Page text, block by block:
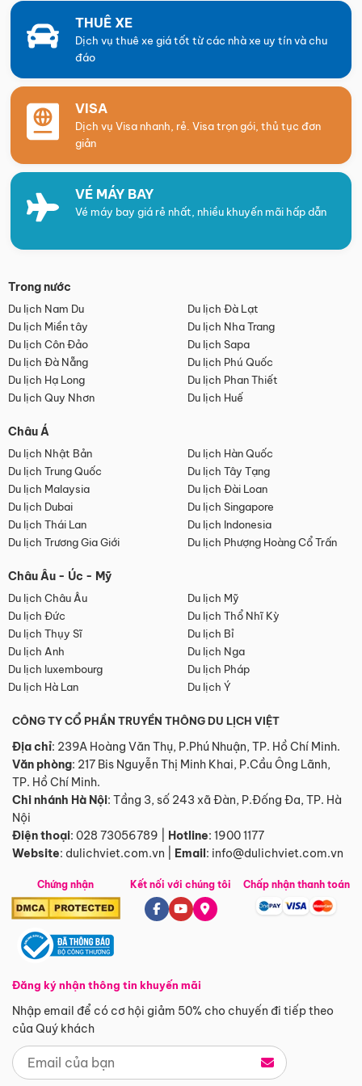
THUÊ XE
Dịch vụ thuê xe giá tốt từ các nhà xe uy tín và chu
đáo
VISA
Dịch vụ Visa nhanh, rẻ. Visa trọn gói, thủ tục đơn
giản
VÉ MÁY BAY
Vé máy bay giá rẻ nhất, nhiều khuyến mãi hấp dẫn
Trong nước
Du lịch Nam Du
Du lịch Đà Lạt
Du lịch Miền tây
Du lịch Nha Trang
Du lịch Côn Đảo
Du lịch Sapa
Du lịch Đà Nẵng
Du lịch Phú Quốc
Du lịch Hạ Long
Du lịch Phan Thiết
Du lịch Quy Nhơn
Du lịch Huế
Châu Á
Du lịch Nhật Bản
Du lịch Hàn Quốc
Du lịch Trung Quốc
Du lịch Tây Tạng
Du lịch Malaysia
Du lịch Đài Loan
Du lịch Dubai
Du lịch Singapore
Du lịch Thái Lan
Du lịch Indonesia
Du lịch Trương Gia Giới
Du lịch Phượng Hoàng Cổ Trấn
Châu Âu - Úc - Mỹ
Du lịch Châu Âu
Du lịch Mỹ
Du lịch Đức
Du lịch Thổ Nhĩ Kỳ
Du lịch Thụy Sĩ
Du lịch Bỉ
Du lịch Anh
Du lịch Nga
Du lịch luxembourg
Du lịch Pháp
Du lịch Hà Lan
Du lịch Ý
CÔNG TY CỔ PHẦN TRUYỀN THÔNG DU LỊCH VIỆT
Địa chỉ: 239A Hoàng Văn Thụ, P.Phú Nhuận, TP. Hồ Chí Minh.
Văn phòng: 217 Bis Nguyễn Thị Minh Khai, P.Cầu Ông Lãnh,
TP. Hồ Chí Minh.
Chi nhánh Hà Nội: Tầng 3, số 243 xã Đàn, P.Đống Đa, TP. Hà
Nội
Điện thoại: 028 73056789 Hotline: 1900 1177
Website: dulichviet.com.vn Email: info@dulichviet.com.vn
Chứng nhận
Đăng ký nhận thông tin khuyến mãi
Nhập email để có cơ hội giảm 50% cho chuyến đi tiếp theo
của Quý khách
Kết nối với chúng tôi Chấp nhận thanh toán